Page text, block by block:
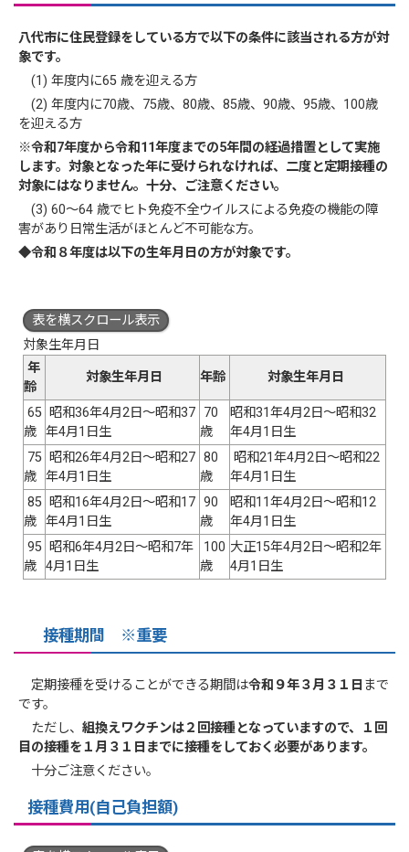
八代市に住民登録を している方で以下の条件に該当される方が対
象です。
(1) 年度内に65 歳を迎える方
(2) 年度内に70歳、75歳、80歳、85歳、90歳、95歳、100歳
を迎える方
※令和7年度から令和11年度までの5年間の経過措置として実施
します。対象となった年に受けられなければ、二度と定期接種の
対象にはなりません。十分、ご注意ください。
(3) 60～64 歳でヒト免疫不全ウイルスによる免疫の機能の障
害があり日常生活がほとんど不可能な方。
◆令和８年度は以下の生年月日の方が対象です。
表を横スクロール表示
対象生年月日
年
齢
対象生年月日 年齢 対象生年月日
65
歳
昭和36年4月2日～昭和37
年4月1日生
70
歳
昭和31年4月2日～昭和32
年4月1日生
75
歳
昭和26年4月2日～昭和27
年4月1日生
80
歳
昭和21年4月2日～昭和22
年4月1日生
85
歳
昭和16年4月2日～昭和17
年4月1日生
90
歳
昭和11年4月2日～昭和12
年4月1日生
95
歳
昭和6年4月2日～昭和7年
4月1日生
100
歳
大正15年4月2日～昭和2年
4月1日生
接種期間 ※重要
定期接種を受けることができる期間は令和９年３月３１日 まで
です。
ただし、組換えワクチンは２回接種となっていますので、１回
目の接種を１月３１日までに接種をしておく必要があります。
十分ご注意ください。
接種費用(自己負担額)